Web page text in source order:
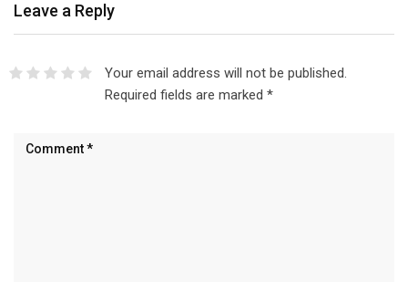
Your email address will not be published.